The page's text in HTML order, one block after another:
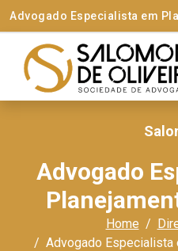
Advogado Especialista em
Advogado
Home
Advogado Especialista